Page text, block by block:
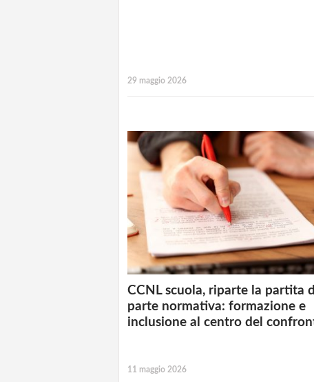
29 maggio 2026
CCNL scuola, riparte la partita
parte normativa: formazione e
inclusione al centro del
11 maggio 2026